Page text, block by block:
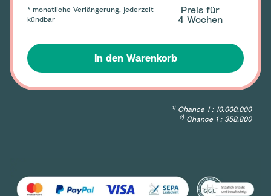
* monatliche Verlängerung, jederzeit
kündbar
Preis für
4 Wochen
In den Warenkorb
1)Chance 1 : 10.000.000
2)Chance 1 : 358.800